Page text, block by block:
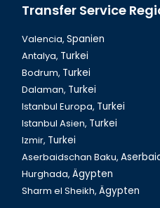
Dalyan Tour &
Transfer Service
Valencia, Spanien
Antalya, Turkei
Bodrum, Turkei
Dalaman, Turkei
Istanbul Europa, Turkei
Istanbul Asien, Turkei
Izmir, Turkei
Aserbaidschan Baku,
Hurghada, Ägypten
Sharm el Sheikh, Ägypten